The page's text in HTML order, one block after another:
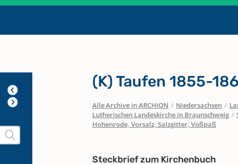
(K) Taufen 1855-
Alle Archive in ARCHION / Niedersachsen /
Lutherischen Landeskirche in Braunschweig /
Hohenrode, Vorsalz, Salzgitter, Voßpaß
Steckbrief zum Kirchenbuch